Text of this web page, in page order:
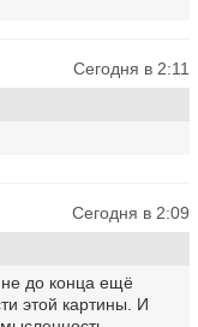
Сегодня в 2:11
Сегодня в 2:09
до конца ещё
этой картины. И